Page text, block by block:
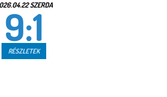
SZERDA
9:1
RÉSZLETEK